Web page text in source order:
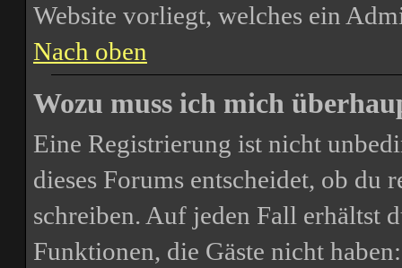
Website vorliegt, welches ein
Nach oben
Wozu muss ich mich
Eine Registrierung ist nicht
dieses Forums entscheidet, ob du
schreiben. Auf jeden Fall erhältst
Funktionen, die Gäste nicht